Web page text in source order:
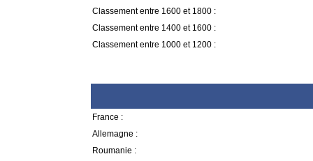
Classement entre 1600 et 1800 :
Classement entre 1400 et 1600 :
Classement entre 1000 et 1200 :
France :
Allemagne :
Roumanie :